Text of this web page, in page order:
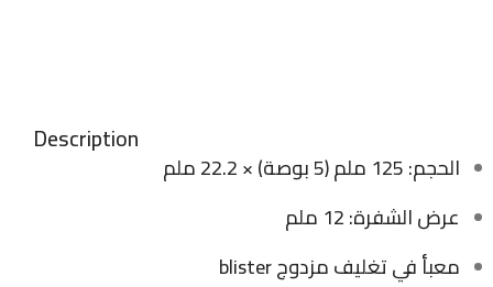
Description
الحجم: 125 ملم (5 بوصة) × 22.2 ملم
عرض الشفرة: 12 ملم
معبأ في تغليف مزدوج blister